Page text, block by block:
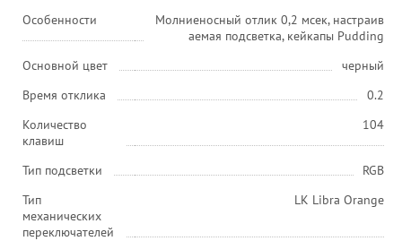
Особенности
Молниеносный отлик 0,2 мсек, настраив
аемая подсветка, кейкапы Pudding
Основной цвет
черный
Время отклика
0.2
Количество
клавиш
104
Тип подсветки
RGB
Тип
механических
переключателей
LK Libra Orange